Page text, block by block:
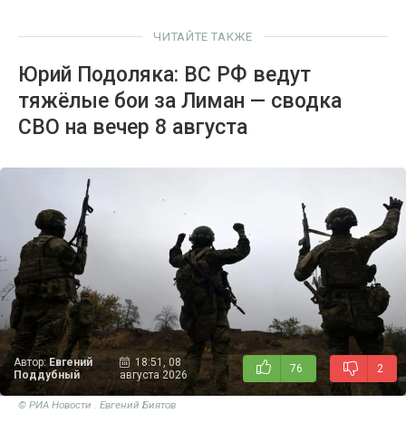
ЧИТАЙТЕ ТАКЖЕ
Юрий Подоляка: ВС РФ ведут
тяжёлые бои за Лиман — сводка
СВО на вечер 8 августа
Автор:Евгений
Поддубный
18:51, 08
августа 2026
76 2
© РИА Новости . Евгений Биятов